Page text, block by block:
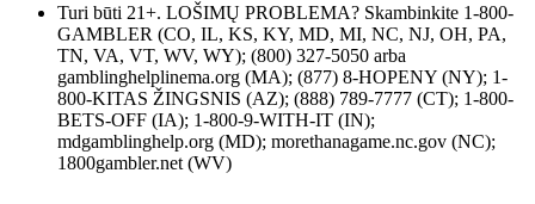
Turi būti 21+. LOŠIMŲ PROBLEMA? Skambinkite 1-800-
GAMBLER (CO, IL, KS, KY, MD, MI, NC, NJ, OH, PA,
TN, VA, VT, WV, WY); (800) 327-5050 arba
gamblinghelplinema.org (MA); (877) 8-HOPENY (NY); 1-
800-KITAS ŽINGSNIS (AZ); (888) 789-7777 (CT); 1-800-
BETS-OFF (IA); 1-800-9-WITH-IT (IN);
mdgamblinghelp.org (MD); morethanagame.nc.gov (NC);
1800gambler.net (WV)